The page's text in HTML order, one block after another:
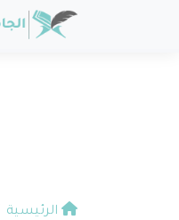
الرئيسية